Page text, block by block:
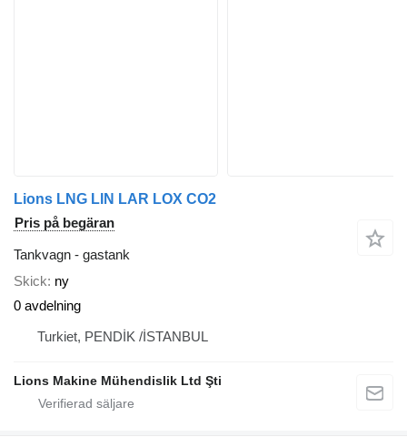
Lions LNG LIN LAR LOX CO2
Pris på begäran
Tankvagn - gastank
Skick ny
0 avdelning
Turkiet, PENDİK /İSTANBUL
Lions Makine Mühendislik Ltd Şti